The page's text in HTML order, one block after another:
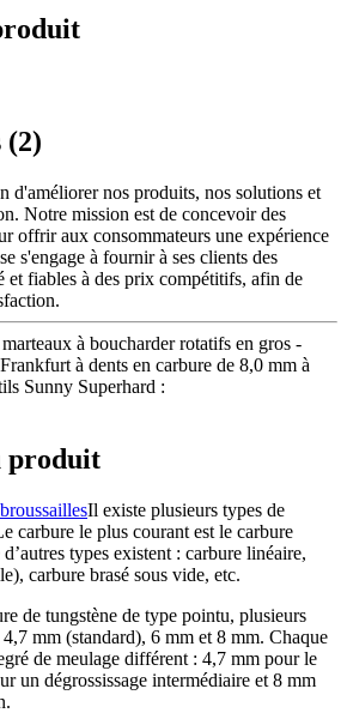
(2)
d'améliorer nos produits, nos solutions et
Notre mission est de concevoir des
offrir aux consommateurs une expérience
s'engage à fournir à ses clients des
et fiables à des prix compétitifs, afin de
à boucharder rotatifs en gros -
à dents en carbure de 8,0 mm à
Sunny Superhard :
produit
Il existe plusieurs types de
carbure le plus courant est le carbure
types existent : carbure linéaire,
carbure brasé sous vide, etc.
de tungstène de type pointu, plusieurs
mm (standard), 6 mm et 8 mm. Chaque
de meulage différent : 4,7 mm pour le
un dégrossissage intermédiaire et 8 mm